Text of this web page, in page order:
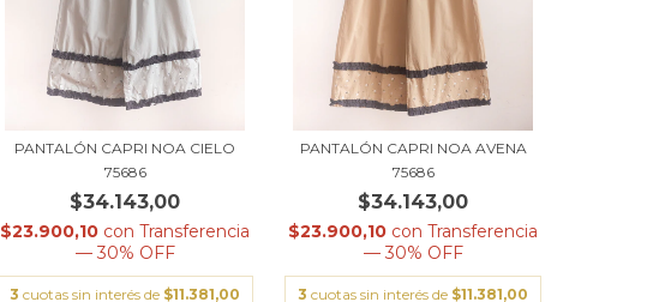
PANTALÓN CAPRI NOA CIELO
75686
$34.143,00
$23.900,10 con Transferencia
— 30% OFF
3 cuotas sin interés de $11.381,00
PANTALÓN CAPRI NOA AVENA
75686
$34.143,00
$23.900,10 con Transferencia
— 30% OFF
3 cuotas sin interés de $11.381,00